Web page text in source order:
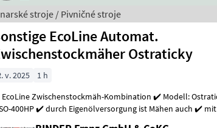
stroje / Pivničné stroje
EcoLine Automat.
Ostraticky
v. 2025
1 h
Zwischenstockmäh-Kombination ✔️ Modell: Ostraticky
400HP ✔️ durch Eigenölversorgung ist Mähen auch ✔️ mit